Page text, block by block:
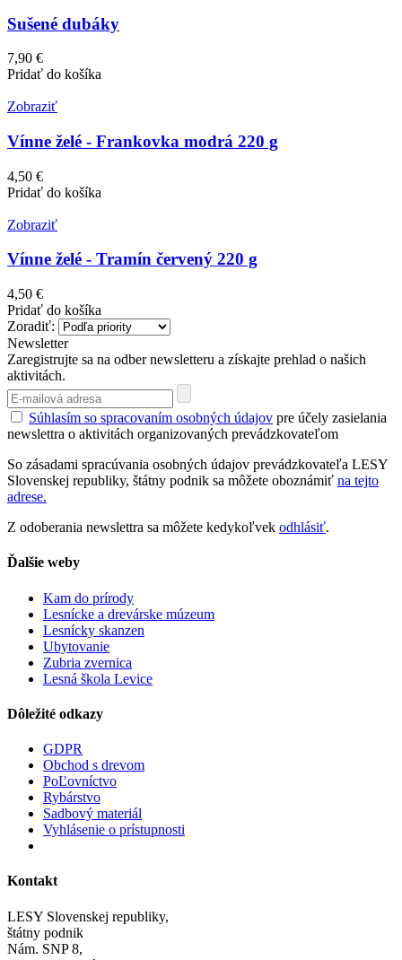
Sušené dubáky
7,90 €
Pridať do košíka
Zobraziť
Vínne želé - Frankovka modrá 220 g
4,50 €
Pridať do košíka
Zobraziť
Vínne želé - Tramín červený 220 g
4,50 €
Pridať do košíka
Zoradiť:
Newsletter
Zaregistrujte sa na odber newsletteru a získajte prehlad o našich
aktivitách.
Súhlasím so spracovaním osobných údajov pre účely zasielania
newslettra o aktivitách organizovaných prevádzkovateľom
So zásadami spracúvania osobných údajov prevádzkovateľa LESY
Slovenskej republiky, štátny podnik sa môžete oboznámiť na tejto
adrese.
Z odoberania newslettra sa môžete kedykoľvek odhlásiť.
Ďalšie weby
Kam do prírody
Lesnícke a drevárske múzeum
Lesnícky skanzen
Ubytovanie
Zubria zvernica
Lesná škola Levice
Dôležité odkazy
GDPR
Obchod s drevom
PoĽovníctvo
Rybárstvo
Sadbový materiál
Vyhlásenie o prístupnosti
Kontakt
LESY Slovenskej republiky,
štátny podnik
Nám. SNP 8,